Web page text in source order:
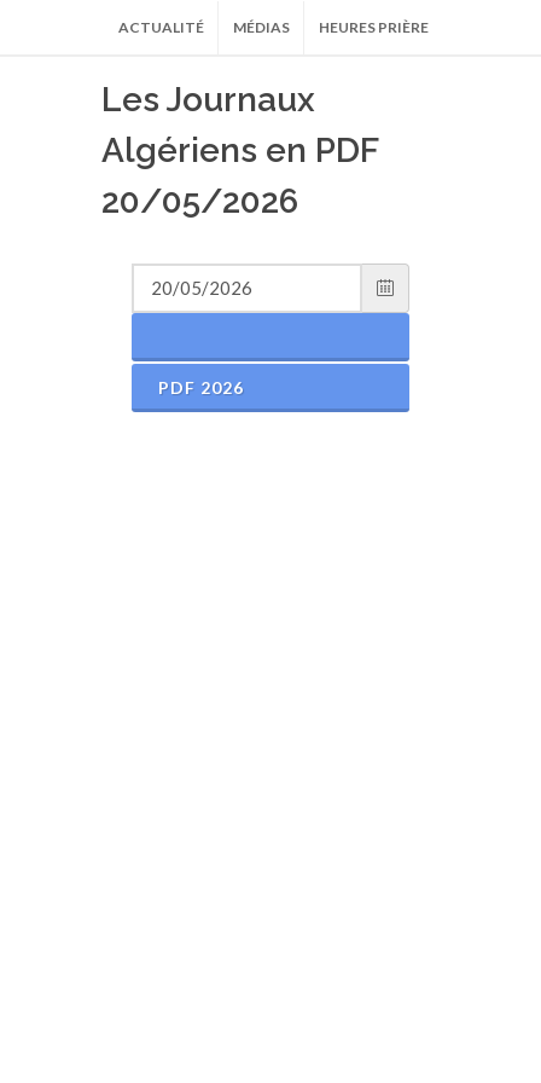
ACTUALITÉ MÉDIAS HEURES PRIÈRE
Les Journaux
Algériens en PDF
20/05/2026
PDF 2026